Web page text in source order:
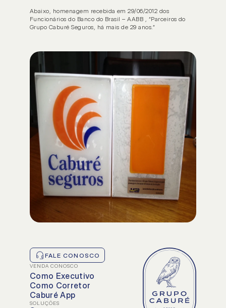
Home
Sobre nós
Sorteio
Nossas soluções
ExecutivosCorretores
NOSSAS SOLUÇÕES
Soluções principais
Soluções extra
Abaixo, homenagem recebida em 29/06/2012 dos
Funcionários do Banco do Brasil – AABB , “Parceiros do
Grupo Caburé Seguros, há mais de 29 anos.”
VENDA CONOSCO
Como Executivo
Como Corretor
Caburé App
SOLUÇÕES
FALE CONOSCO